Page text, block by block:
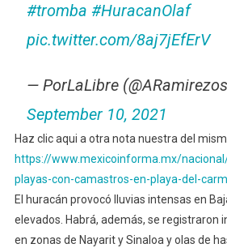
#tromba #HuracanOlaf
pic.twitter.com/8aj7jEfErV
— PorLaLibre
September 10, 2021
Haz clic aqui a otra nota nuestra del
https://www.mexicoinforma.mx/
playas-con-camastros-en-playa-del-
El huracán provocó lluvias intensas en
elevados. Habrá, además, se registraron
en zonas de Nayarit y Sinaloa y olas de